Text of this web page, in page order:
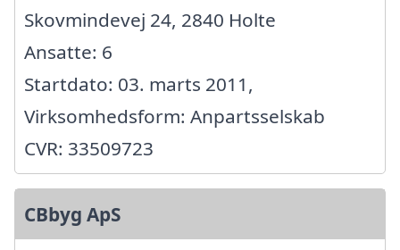
Skovmindevej 24, 2840 Holte
Ansatte: 6
Startdato: 03. marts 2011,
Virksomhedsform: Anpartsselskab
CVR: 33509723
CBbyg ApS